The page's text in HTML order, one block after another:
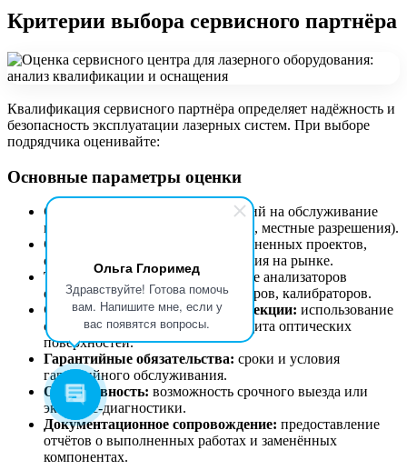
Ольга Глоримед
Здравствуйте! Готова помочь
вам. Напишите мне, если у
вас появятся вопросы.
Критерии выбора сервисного партнёра
Квалификация сервисного партнёра определяет надёжность и
безопасность эксплуатации лазерных систем. При выборе
подрядчика оценивайте:
Основные параметры оценки
Сертификация:
наличие лицензий на обслуживание
медицинской техники (ISO 13485, местные разрешения).
Опыт работы:
портфолио выполненных проектов,
отзывы клиентов, срок присутствия на рынке.
Техническое оснащение:
наличие анализаторов
оптической мощности, тепловизоров, калибраторов.
Соблюдение протоколов дезинфекции: использование
сертифицированных средств, защита оптических
поверхностей.
Гарантийные обязательства: сроки и условия
гарантийного обслуживания.
Оперативность: возможность срочного выезда или
экспресс-диагностики.
Документационное сопровождение: предоставление
отчётов о выполненных работах и заменённых
компонентах.